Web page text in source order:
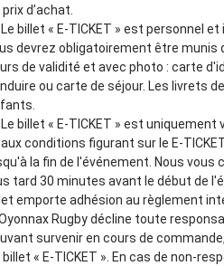
prix d’achat.
billet « E-TICKET » est personnel
devrez obligatoirement être munis
de validité et avec photo : carte
ou carte de séjour. Les livrets
billet « E-TICKET » est uniquement
conditions figurant sur le E-
la fin de l'événement. Nous vous
tard 30 minutes avant le début de
emporte adhésion au règlement
Rugby décline toute
survenir en cours de
billet « E-TICKET ». En cas de non-